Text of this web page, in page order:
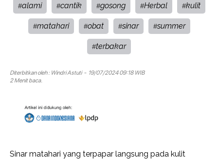
#alami #cantik #gosong #Herbal #kulit
#matahari #obat #sinar #summer
#terbakar
Diterbitkan oleh : Windri Astuti- 19/07/2024 09:18 WIB
2 Menit baca.
Sinar matahari yang terpapar langsung pada kulit